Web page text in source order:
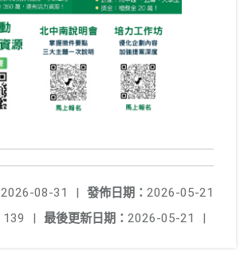
發佈日期： 2026-05-21
2026-08-31
|
最後更新日期： 2026-05-21 |
139 |